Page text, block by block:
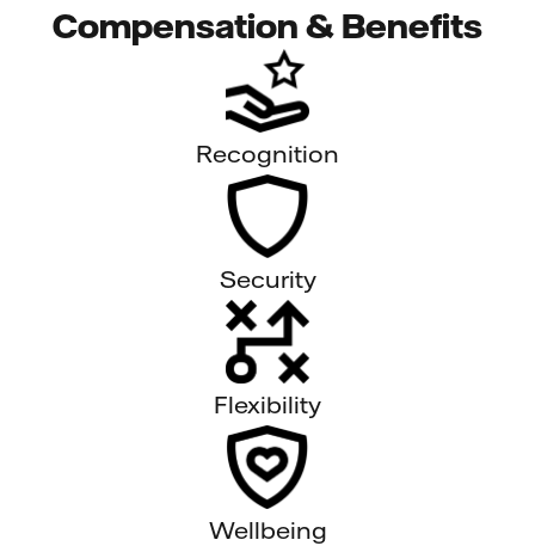
Compensation & Benefits
Recognition
Security
Flexibility
Wellbeing